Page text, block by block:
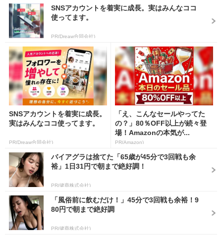
SNSアカウントを着実に成長。実はみんなココ
使ってます。
PR(Dreaw合同会社)
SNSアカウントを着実に成長。
実はみんなココ使ってます。
PR(Dreaw合同会社)
「え、こんなセールやってた
の？」80％OFF以上が続々登
場！Amazonの本気が...
PR(Amazon)
バイアグラは捨てた「65歳が45分で3回戦も余
裕」1日31円で朝まで絶好調！
PR(健商株式会社)
「風俗前に飲むだけ！」45分で3回戦も余裕！9
80円で朝まで絶好調
PR(健商株式会社)